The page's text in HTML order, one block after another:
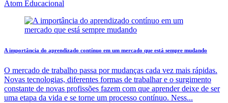
Atom Educacional
A importância do aprendizado contínuo em um mercado que está sempre mudando
O mercado de trabalho passa por mudanças cada vez mais rápidas.
Novas tecnologias, diferentes formas de trabalhar e o surgimento
constante de novas profissões fazem com que aprender deixe de ser
uma etapa da vida e se torne um processo contínuo. Ness...